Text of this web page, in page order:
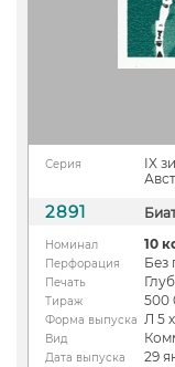
Серия
IX
2891
Номинал 10
Перфорация Без
Печать
Тираж 500
Форма выпуска Л 5
Вид
Дата выпуска 29